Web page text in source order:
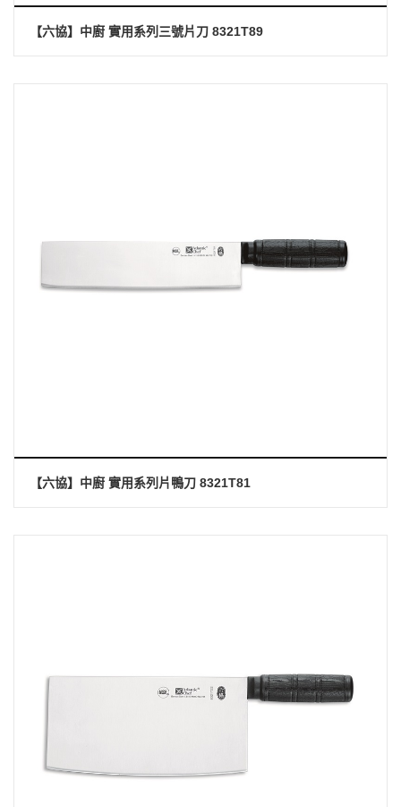
【六協】中廚 實用系列三號片刀 8321T89
【六協】中廚 實用系列片鴨刀 8321T81